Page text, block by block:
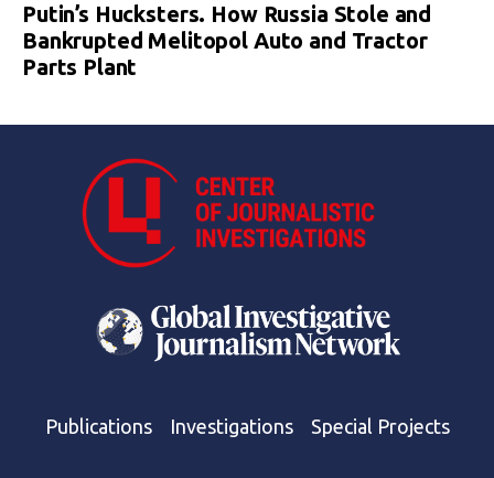
Putin’s Hucksters. How Russia Stole and
Bankrupted Melitopol Auto and Tractor
Parts Plant
Publications Investigations Special Projects